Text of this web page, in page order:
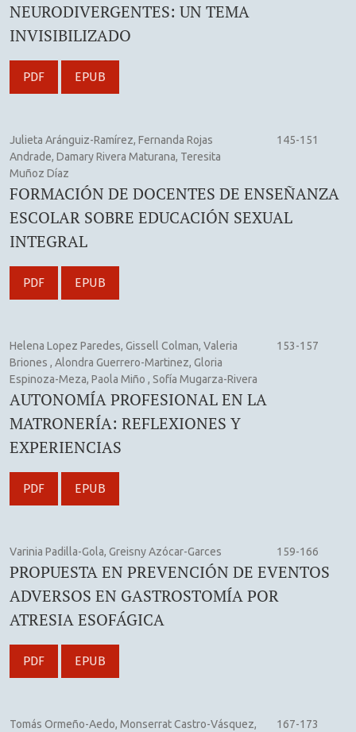
NEURODIVERGENTES: UN TEMA
INVISIBILIZADO
PDF EPUB
Julieta Aránguiz-Ramírez, Fernanda Rojas
Andrade, Damary Rivera Maturana, Teresita
Muñoz Díaz
145-151
FORMACIÓN DE DOCENTES DE ENSEÑANZA
ESCOLAR SOBRE EDUCACIÓN SEXUAL
INTEGRAL
PDF EPUB
Helena Lopez Paredes, Gissell Colman, Valeria
Briones , Alondra Guerrero-Martinez, Gloria
Espinoza-Meza, Paola Miño , Sofía Mugarza-Rivera
153-157
AUTONOMÍA PROFESIONAL EN LA
MATRONERÍA: REFLEXIONES Y
EXPERIENCIAS
PDF EPUB
Varinia Padilla-Gola, Greisny Azócar-Garces 159-166
PROPUESTA EN PREVENCIÓN DE EVENTOS
ADVERSOS EN GASTROSTOMÍA POR
ATRESIA ESOFÁGICA
PDF EPUB
Tomás Ormeño-Aedo, Monserrat Castro-Vásquez,
167-173